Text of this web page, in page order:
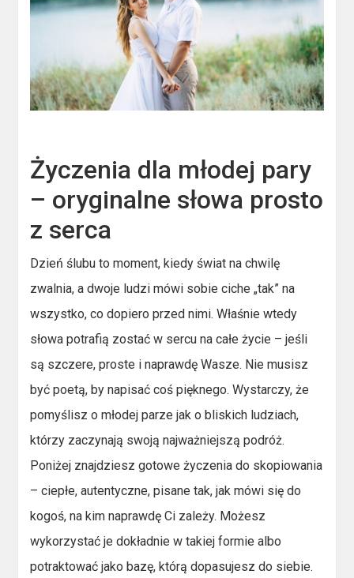
Życzenia dla młodej pary
– oryginalne słowa prosto
z serca
Dzień ślubu to moment, kiedy świat na chwilę
zwalnia, a dwoje ludzi mówi sobie ciche „tak” na
wszystko, co dopiero przed nimi. Właśnie wtedy
słowa potrafią zostać w sercu na całe życie – jeśli
są szczere, proste i naprawdę Wasze. Nie musisz
być poetą, by napisać coś pięknego. Wystarczy, że
pomyślisz o młodej parze jak o bliskich ludziach,
którzy zaczynają swoją najważniejszą podróż.
Poniżej znajdziesz gotowe życzenia do skopiowania
– ciepłe, autentyczne, pisane tak, jak mówi się do
kogoś, na kim naprawdę Ci zależy. Możesz
wykorzystać je dokładnie w takiej formie albo
potraktować jako bazę, którą dopasujesz do siebie.